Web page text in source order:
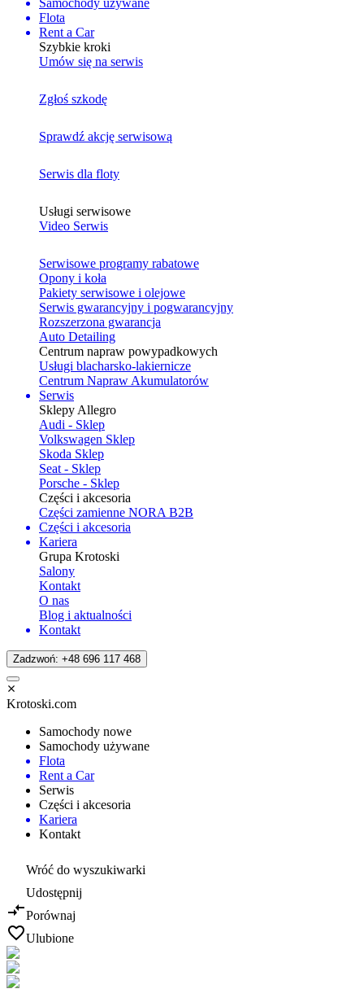
Samochody używane
Flota
Rent a Car
Szybkie kroki
Umów się na serwis
Zgłoś szkodę
Sprawdź akcję serwisową
Serwis dla floty
Usługi serwisowe
Video Serwis
Serwisowe programy rabatowe
Opony i koła
Pakiety serwisowe i olejowe
Serwis gwarancyjny i pogwarancyjny
Rozszerzona gwarancja
Auto Detailing
Centrum napraw powypadkowych
Usługi blacharsko-lakiernicze
Centrum Napraw Akumulatorów
Serwis
Sklepy Allegro
Audi - Sklep
Volkswagen Sklep
Skoda Sklep
Seat - Sklep
Porsche - Sklep
Części i akcesoria
Części zamienne NORA B2B
Części i akcesoria
Kariera
Grupa Krotoski
Salony
Kontakt
O nas
Blog i aktualności
Kontakt
Zadzwoń: +48 696 117 468
Krotoski.com
Samochody nowe
Samochody używane
Flota
Rent a Car
Serwis
Części i akcesoria
Kariera
Kontakt
Wróć do wyszukiwarki
Udostępnij
Porównaj
Ulubione